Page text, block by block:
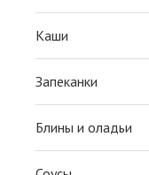
Каши
Запеканки
Блины и оладьи